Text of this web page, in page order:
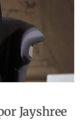
Jayshree